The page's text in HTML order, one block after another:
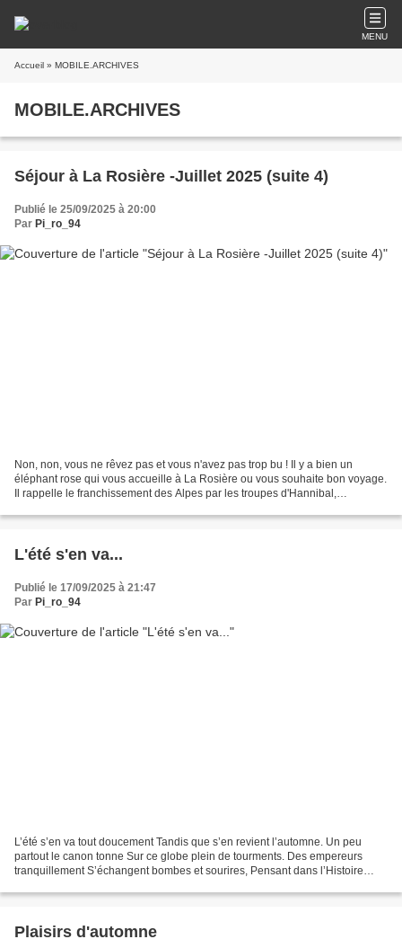
MENU
Accueil » MOBILE.ARCHIVES
MOBILE.ARCHIVES
Séjour à La Rosière -Juillet 2025 (suite 4)
Publié le 25/09/2025 à 20:00
Par Pi_ro_94
Non, non, vous ne rêvez pas et vous n'avez pas trop bu ! Il y a bien un
éléphant rose qui vous accueille à La Rosière ou vous souhaite bon voyage.
Il rappelle le franchissement des Alpes par les troupes d'Hannibal,
L'été s'en va...
Publié le 17/09/2025 à 21:47
Par Pi_ro_94
L’été s’en va tout doucement Tandis que s’en revient l’automne. Un peu
partout le canon tonne Sur ce globe plein de tourments. Des empereurs
tranquillement S’échangent bombes et sourires, Pensant dans l’Histoire
Plaisirs d'automne